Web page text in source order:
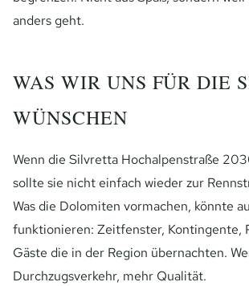
anders geht.
WAS WIR UNS FÜR DIE
WÜNSCHEN
Wenn die Silvretta Hochalpenstraße
sollte sie nicht einfach wieder zur
Was die Dolomiten vormachen, könnte
funktionieren: Zeitfenster, Kontingente,
Gäste die in der Region übernachten.
Durchzugsverkehr, mehr Qualität.